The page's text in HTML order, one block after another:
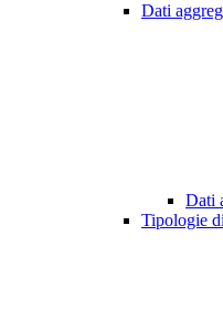
Dati
Dati
Tipologie